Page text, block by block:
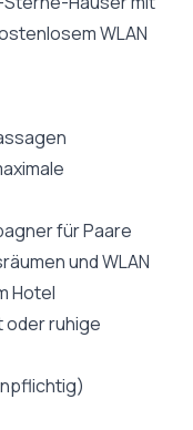
WLAN
für Paare
und WLAN
Hotel
oder ruhige